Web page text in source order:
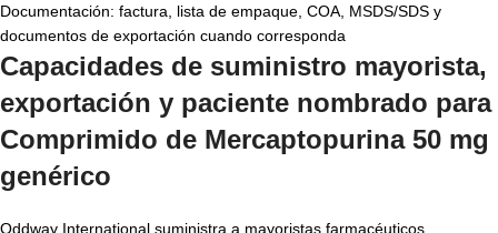
Documentación: factura, lista de empaque, COA, MSDS/SDS y
documentos de exportación cuando corresponda
Capacidades de suministro mayorista,
exportación y paciente nombrado para
Comprimido de Mercaptopurina 50 mg
genérico
Oddway International suministra a mayoristas farmacéuticos,